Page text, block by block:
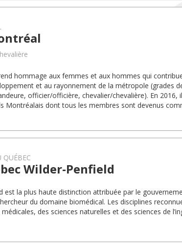
hommage aux femmes et aux hommes qui
et au rayonnement de la métropole (grades
officier/officière, chevalier/chevalière). En 2016,
Montréalais dont tous les membres sont devenus
QUÉBEC
Wilder-Penfield
est la plus haute distinction attribuée par le
du domaine biomédical. Les disciplines
des sciences naturelles et des sciences de